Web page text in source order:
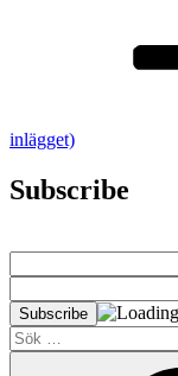
inlägget)
Subscribe
Sök
efter: